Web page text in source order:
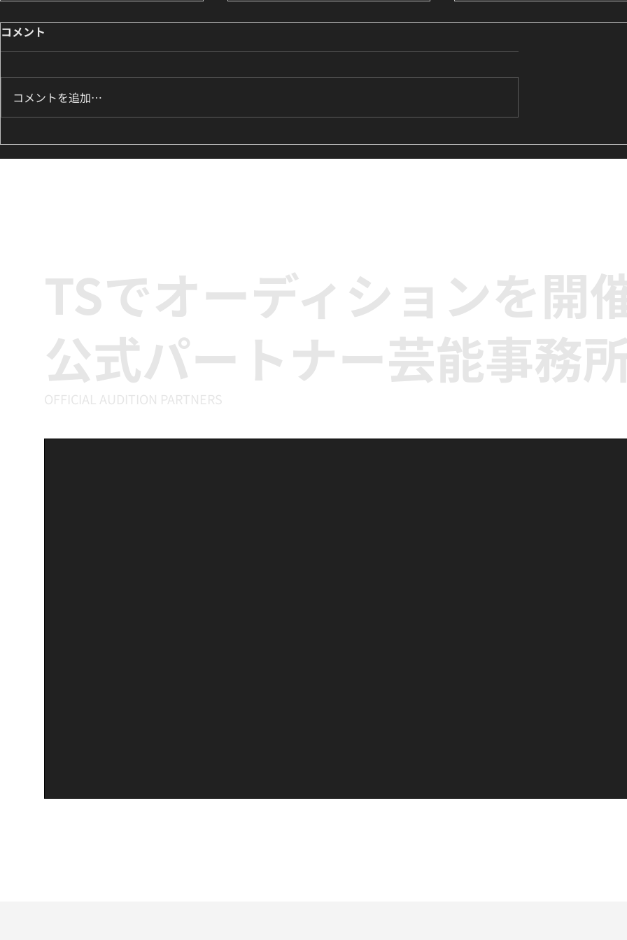
8月のK-POPダンスレッスン
のお知らせ🌟
ILLIT『It's Me』に挑戦中｜
新富町の小学生向けK-POPキ
【レッスンレポート】LE
SSERAFIM『Eve, Psyche
コメント
コメントを追加…
TSでオーディションを開
公式パートナー芸能事務
OFFICIAL AUDITION PARTNERS